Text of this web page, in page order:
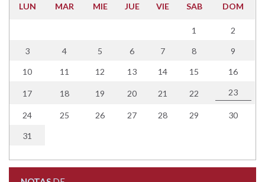
LUN MAR MIE JUE VIE SAB DOM
1 2
3 4 5 6 7 8 9
10 11 12 13 14 15 16
17 18 19 20 21 22 23
24 25 26 27 28 29 30
31